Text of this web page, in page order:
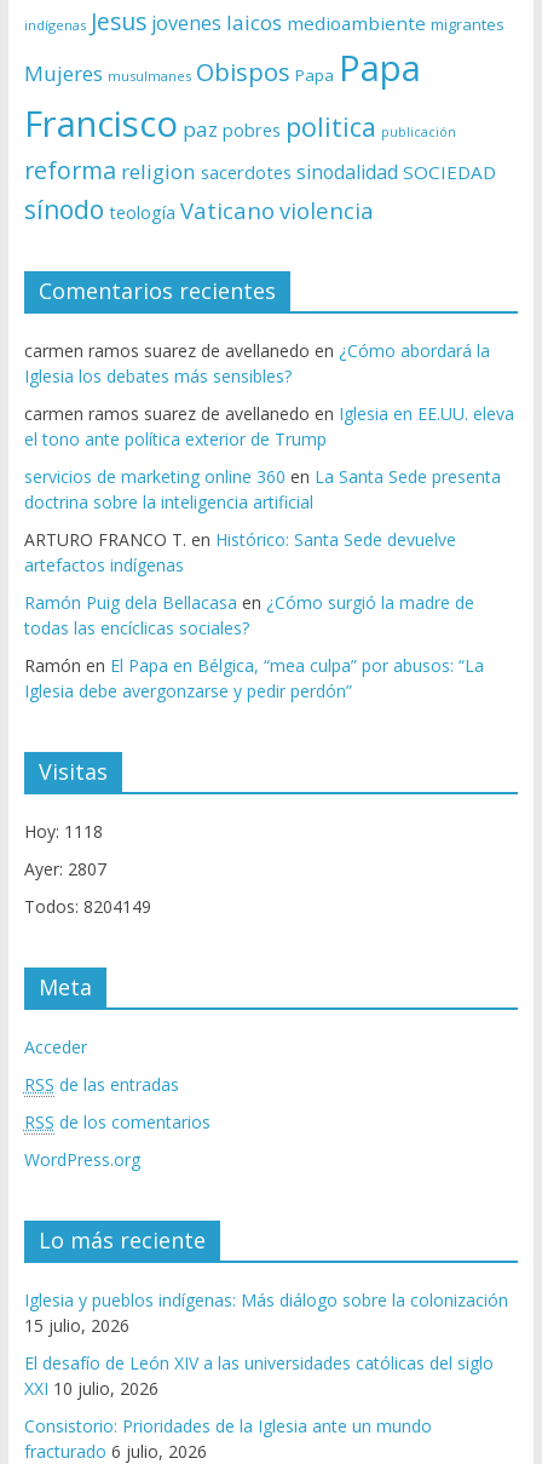
indígenas Jesus jovenes laicos medioambiente migrantes
Mujeres musulmanes Obispos Papa Papa
Francisco paz pobres politica publicación
reforma religion sacerdotes sinodalidad SOCIEDAD
sínodo teología Vaticano violencia
Comentarios recientes
carmen ramos suarez de avellanedo en ¿Cómo abordará la
Iglesia los debates más sensibles?
carmen ramos suarez de avellanedo en Iglesia en EE.UU. eleva
el tono ante política exterior de Trump
servicios de marketing online 360 en La Santa Sede presenta
doctrina sobre la inteligencia artificial
ARTURO FRANCO T. en Histórico: Santa Sede devuelve
artefactos indígenas
Ramón Puig dela Bellacasa en ¿Cómo surgió la madre de
todas las encíclicas sociales?
Ramón en El Papa en Bélgica, “mea culpa” por abusos: “La
Iglesia debe avergonzarse y pedir perdón”
Visitas
Hoy: 1118
Ayer: 2807
Todos: 8204149
Meta
Acceder
RSS de las entradas
RSS de los comentarios
WordPress.org
Lo más reciente
Iglesia y pueblos indígenas: Más diálogo sobre la colonización
15 julio, 2026
El desafío de León XIV a las universidades católicas del siglo
XXI 10 julio, 2026
Consistorio: Prioridades de la Iglesia ante un mundo
fracturado 6 julio, 2026